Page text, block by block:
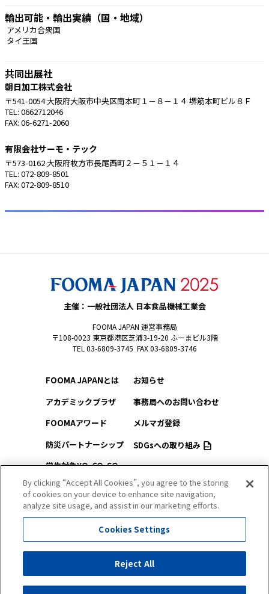
輸出可能・輸出実績（国・地域）
アメリカ合衆国
タイ王国
共同出展社
朝日加工株式会社
〒541-0054 大阪府大阪市中央区南本町１－８－１４ 堺筋本町ビル８Ｆ
TEL: 0662712046
FAX: 06-6271-2060
有限会社サーモ・テック
〒573-0162 大阪府枚方市長尾西町２－５１－１４
TEL: 072-809-8501
FAX: 072-809-8510
主催：一般社団法人 日本食品機械工業会
FOOMA JAPAN 運営事務局
〒108-0023 東京都港区芝浦3-19-20 ふーまビル3階
TEL 03-6809-3745 FAX 03-6809-3746
FOOMA JAPANとは
アカデミックプラザ
FOOMAアワード
防災パートナーシップ
学生対象YO-CO-SO
（ようこそ）FOOMA
会場アクセス
会場マップ
出展社情報
セミナー・シンポジウム
お知らせ
事務局へのお問い合わせ
メルマガ登録
SDGsへの取り組み
プライバシーポリシー
サイトマップ
By clicking “Accept All Cookies”, you agree to the storing
of cookies on your device to enhance site navigation,
analyze site usage, and assist in our marketing efforts.
Cookies Settings
Reject All